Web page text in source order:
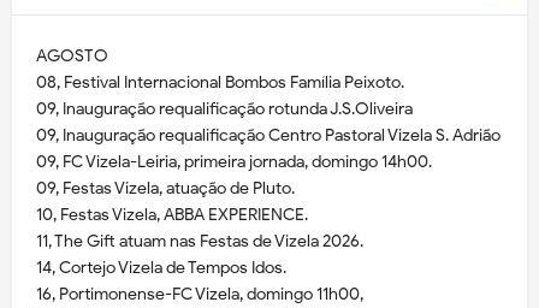
AGOSTO
08, Festival Internacional Bombos Família Peixoto.
09, Inauguração requalificação rotunda J.S.Oliveira
09, Inauguração requalificação Centro Pastoral Vizela S. Adrião
09, FC Vizela-Leiria, primeira jornada, domingo 14h00.
09, Festas Vizela, atuação de Pluto.
10, Festas Vizela, ABBA EXPERIENCE.
11, The Gift atuam nas Festas de Vizela 2026.
14, Cortejo Vizela de Tempos Idos.
16, Portimonense-FC Vizela, domingo 11h00,